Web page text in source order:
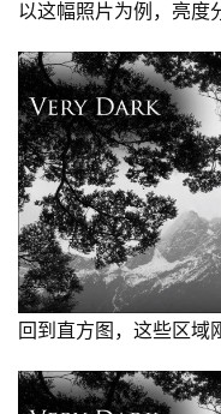
页
摄
影
导
航
课
发
以这幅照片为例，亮度
回到直方图，这些区域